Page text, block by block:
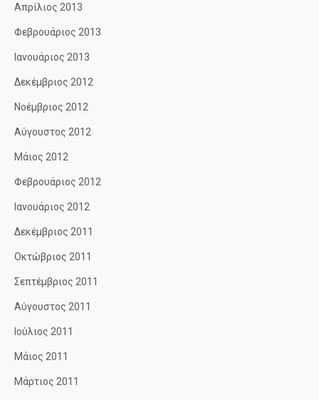
Απρίλιος 2013
Φεβρουάριος 2013
Ιανουάριος 2013
Δεκέμβριος 2012
Νοέμβριος 2012
Αύγουστος 2012
Μάιος 2012
Φεβρουάριος 2012
Ιανουάριος 2012
Δεκέμβριος 2011
Οκτώβριος 2011
Σεπτέμβριος 2011
Αύγουστος 2011
Ιούλιος 2011
Μάιος 2011
Μάρτιος 2011